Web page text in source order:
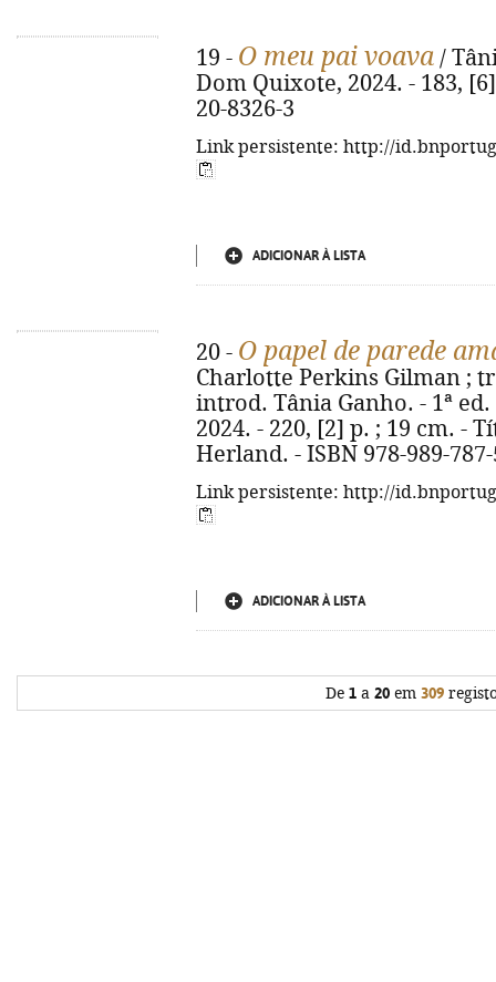
19 - O meu pai voava /
Dom Quixote, 2024. - 183,
20-8326-3
Link persistente: http://
ADICIONAR À LISTA
20 - O papel de parede
Charlotte Perkins Gilman ;
introd. Tânia Ganho. - 1ª
2024. - 220, [2] p. ; 19 cm. -
Herland. - ISBN 978-989-
Link persistente: http://
ADICIONAR À LISTA
De 1 a 20 em 309